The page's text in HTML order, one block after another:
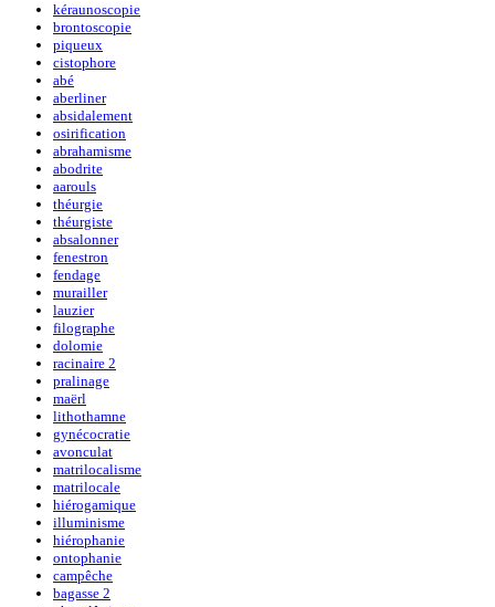
kéraunoscopie
brontoscopie
piqueux
cistophore
abé
aberliner
absidalement
osirification
abrahamisme
abodrite
aarouls
théurgie
théurgiste
absalonner
fenestron
fendage
murailler
lauzier
filographe
dolomie
racinaire 2
pralinage
maërl
lithothamne
gynécocratie
avonculat
matrilocalisme
matrilocale
hiérogamique
illuminisme
hiérophanie
ontophanie
campêche
bagasse 2